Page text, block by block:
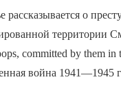
рассказывается о
территории
committed by them
война